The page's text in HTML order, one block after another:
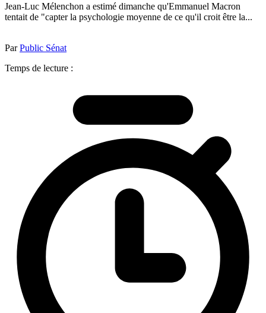
Jean-Luc Mélenchon a estimé dimanche qu'Emmanuel Macron
tentait de "capter la psychologie moyenne de ce qu'il croit être la...
ParPublic Sénat
Temps de lecture :